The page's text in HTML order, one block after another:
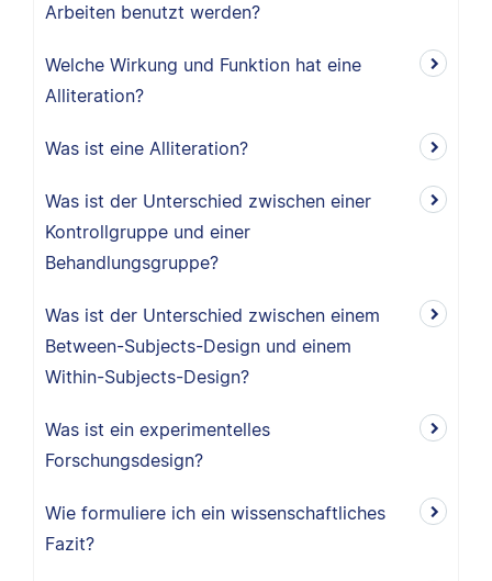
Arbeiten benutzt werden?
Welche Wirkung und Funktion hat eine
Alliteration?
Was ist eine Alliteration?
Was ist der Unterschied zwischen einer
Kontrollgruppe und einer
Behandlungsgruppe?
Was ist der Unterschied zwischen einem
Between-Subjects-Design und einem
Within-Subjects-Design?
Was ist ein experimentelles
Forschungsdesign?
Wie formuliere ich ein wissenschaftliches
Fazit?